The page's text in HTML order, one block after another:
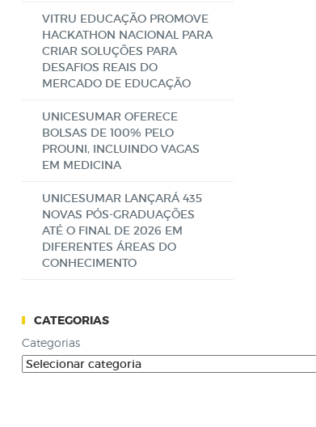
VITRU EDUCAÇÃO PROMOVE
HACKATHON NACIONAL PARA
CRIAR SOLUÇÕES PARA
DESAFIOS REAIS DO
MERCADO DE EDUCAÇÃO
UNICESUMAR OFERECE
BOLSAS DE 100% PELO
PROUNI, INCLUINDO VAGAS
EM MEDICINA
UNICESUMAR LANÇARÁ 435
NOVAS PÓS-GRADUAÇÕES
ATÉ O FINAL DE 2026 EM
DIFERENTES ÁREAS DO
CONHECIMENTO
CATEGORIAS
Categorias